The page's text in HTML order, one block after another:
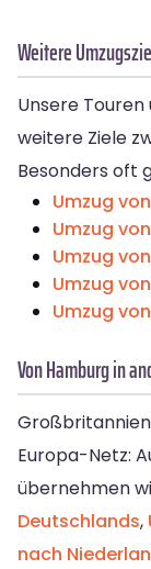
Weitere
Unsere
weitere Ziele
Besonders oft
Umzug
Umzug
Umzug
Umzug
Umzug
Von Hamburg in
Europa-Netz:
übernehmen
Deutschlands,
nach